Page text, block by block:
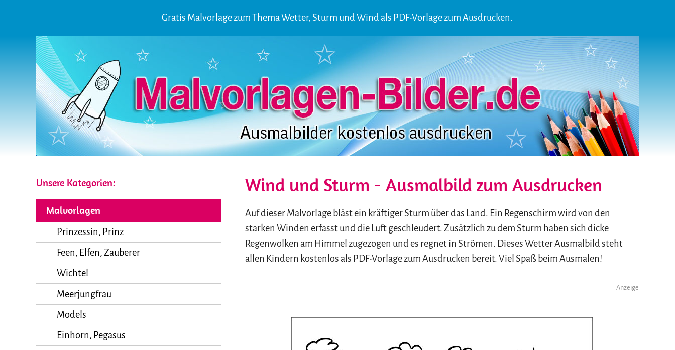
Gratis Malvorlage zum Thema Wetter, Sturm und Wind als PDF-Vorlage zum Ausdrucken.
Unsere Kategorien:
Malvorlagen
Prinzessin, Prinz
Feen, Elfen, Zauberer
Wichtel
Meerjungfrau
Models
Einhorn, Pegasus
Wind und Sturm - Ausmalbild zum Ausdrucken
Auf dieser Malvorlage bläst ein kräftiger Sturm über das Land. Ein Regenschirm wird von den
starken Winden erfasst und die Luft geschleudert. Zusätzlich zu dem Sturm haben sich dicke
Regenwolken am Himmel zugezogen und es regnet in Strömen. Dieses Wetter Ausmalbild steht
allen Kindern kostenlos als PDF-Vorlage zum Ausdrucken bereit. Viel Spaß beim Ausmalen!
Anzeige